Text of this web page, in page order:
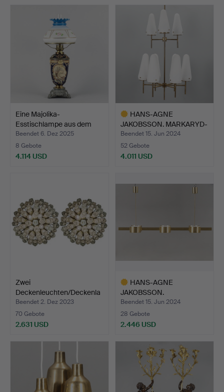
Eine Majolika-
Esstischlampe aus dem
18./20…
Beendet 6. Dez 2025
8 Gebote
4.114 USD
HANS-AGNE
JAKOBSSON. MARKARYD-
DECKENLEUCHT…
Beendet 15. Jun 2024
52 Gebote
4.011 USD
Zwei
Deckenleuchten/Deckenla
mpen, Doria Li…
Beendet 2. Dez 2023
70 Gebote
2.631 USD
HANS-AGNE
JAKOBSSON.
Deckenlampe, Modell T…
Beendet 15. Jun 2024
28 Gebote
2.446 USD